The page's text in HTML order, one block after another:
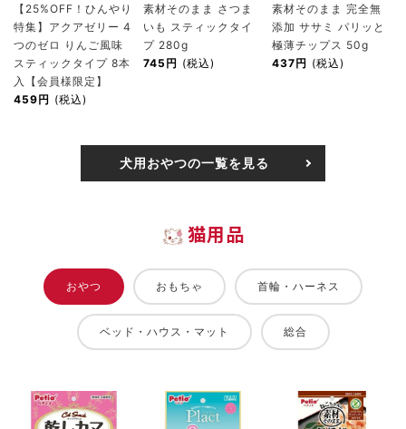
【25%OFF！ひんやり
特集】アクアゼリー 4
つのゼロ りんご風味
スティックタイプ 8本
入【会員様限定】
459円 (税込)
素材そのまま さつま
いも スティックタイ
プ 280g
745円 (税込)
素材そのまま 完全無
添加 ササミ パリッと
極薄チップス 50g
437円 (税込)
犬用おやつの一覧を見る
猫用品
おやつ おもちゃ 首輪・ハーネス
ベッド・ハウス・マット 総合